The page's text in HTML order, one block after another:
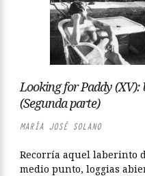
Looking for Paddy (XV):
(Segunda parte)
MARÍA JOSÉ SOLANO
Recorría aquel laberinto
medio punto, loggias